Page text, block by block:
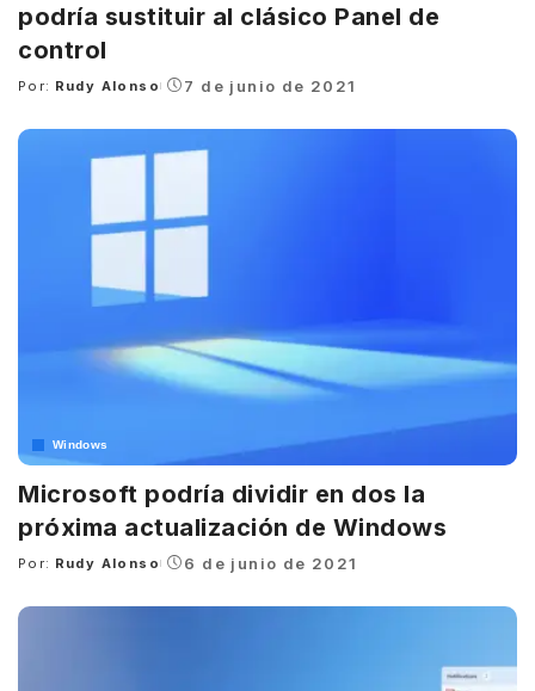
podría sustituir al clásico Panel de
control
Posted
Por: Rudy Alonso 7 de junio de 2021
Windows
Microsoft podría dividir en dos la
próxima actualización de Windows
Posted
Por: Rudy Alonso 6 de junio de 2021